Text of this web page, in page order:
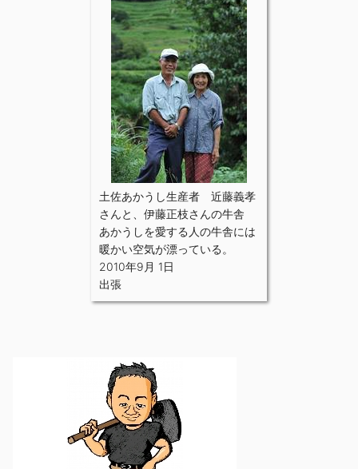
土佐あかうし生産者 近藤義孝
さんと、伊藤正枝さんの牛舎
あかうしを愛する人の牛舎には
暖かい空気が漂っている。
2010年9月 1日
出張